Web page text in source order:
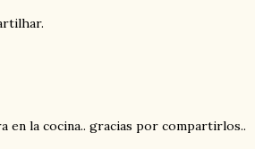
en la cocina.. gracias por compartirlos..